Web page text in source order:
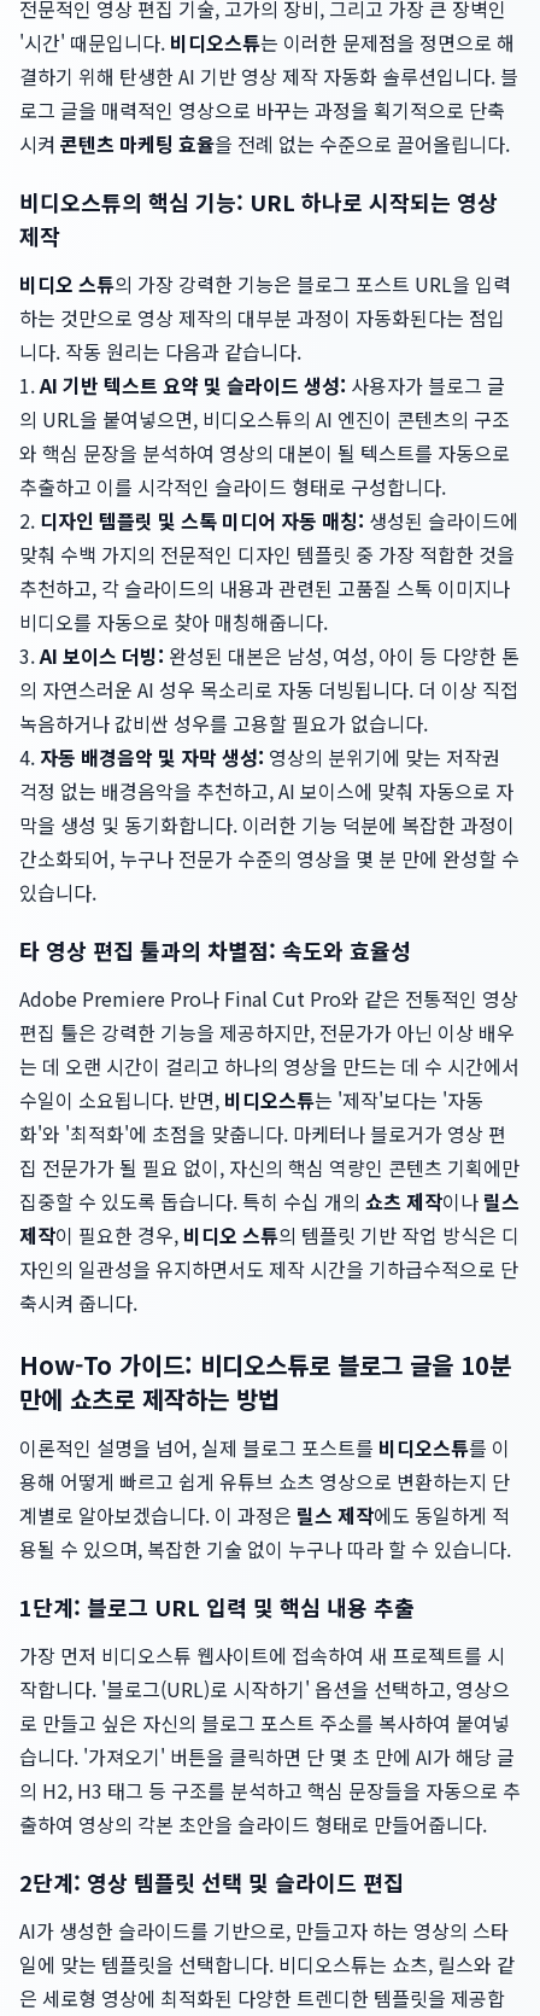
전문적인 영상 편집 기술, 고가의 장비, 그리고 가장 큰 장벽인
'시간' 때문입니다. 비디오스튜는 이러한 문제점을 정면으로 해
결하기 위해 탄생한 AI 기반 영상 제작 자동화 솔루션입니다. 블
로그 글을 매력적인 영상으로 바꾸는 과정을 획기적으로 단축
시켜 콘텐츠 마케팅 효율을 전례 없는 수준으로 끌어올립니다.
비디오스튜의 핵심 기능: URL 하나로 시작되는 영상
제작
비디오 스튜의 가장 강력한 기능은 블로그 포스트 URL을 입력
하는 것만으로 영상 제작의 대부분 과정이 자동화된다는 점입
니다. 작동 원리는 다음과 같습니다.
1.AI 기반 텍스트 요약 및 슬라이드 생성: 사용자가 블로그 글
의 URL을 붙여넣으면, 비디오스튜의 AI 엔진이 콘텐츠의 구조
와 핵심 문장을 분석하여 영상의 대본이 될 텍스트를 자동으로
추출하고 이를 시각적인 슬라이드 형태로 구성합니다.
2. 디자인 템플릿 및 스톡 미디어 자동 매칭: 생성된 슬라이드에
맞춰 수백 가지의 전문적인 디자인 템플릿 중 가장 적합한 것을
추천하고, 각 슬라이드의 내용과 관련된 고품질 스톡 이미지나
비디오를 자동으로 찾아 매칭해줍니다.
3.AI 보이스 더빙: 완성된 대본은 남성, 여성, 아이 등 다양한 톤
의 자연스러운 AI 성우 목소리로 자동 더빙됩니다. 더 이상 직접
녹음하거나 값비싼 성우를 고용할 필요가 없습니다.
4. 자동 배경음악 및 자막 생성: 영상의 분위기에 맞는 저작권
걱정 없는 배경음악을 추천하고, AI 보이스에 맞춰 자동으로 자
막을 생성 및 동기화합니다. 이러한 기능 덕분에 복잡한 과정이
간소화되어, 누구나 전문가 수준의 영상을 몇 분 만에 완성할 수
있습니다.
타 영상 편집 툴과의 차별점: 속도와 효율성
Adobe Premiere Pro나 Final Cut Pro와 같은 전통적인 영상
편집 툴은 강력한 기능을 제공하지만, 전문가가 아닌 이상 배우
는 데 오랜 시간이 걸리고 하나의 영상을 만드는 데 수 시간에서
수일이 소요됩니다. 반면, 비디오스튜는 '제작'보다는 '자동
화'와 '최적화'에 초점을 맞춥니다. 마케터나 블로거가 영상 편
집 전문가가 될 필요 없이, 자신의 핵심 역량인 콘텐츠 기획에만
집중할 수 있도록 돕습니다. 특히 수십 개의 쇼츠 제작이나 릴스
제작이 필요한 경우, 비디오 스튜의 템플릿 기반 작업 방식은 디
자인의 일관성을 유지하면서도 제작 시간을 기하급수적으로 단
축시켜 줍니다.
How-To 가이드: 비디오스튜로 블로그 글을 10분
만에 쇼츠로 제작하는 방법
이론적인 설명을 넘어, 실제 블로그 포스트를 비디오스튜를 이
용해 어떻게 빠르고 쉽게 유튜브 쇼츠 영상으로 변환하는지 단
계별로 알아보겠습니다. 이 과정은 릴스 제작에도 동일하게 적
용될 수 있으며, 복잡한 기술 없이 누구나 따라 할 수 있습니다.
1단계: 블로그 URL 입력 및 핵심 내용 추출
가장 먼저 비디오스튜 웹사이트에 접속하여 새 프로젝트를 시
작합니다. '블로그(URL)로 시작하기' 옵션을 선택하고, 영상으
로 만들고 싶은 자신의 블로그 포스트 주소를 복사하여 붙여넣
습니다. '가져오기' 버튼을 클릭하면 단 몇 초 만에 AI가 해당 글
의 H2, H3 태그 등 구조를 분석하고 핵심 문장들을 자동으로 추
출하여 영상의 각본 초안을 슬라이드 형태로 만들어줍니다.
2단계: 영상 템플릿 선택 및 슬라이드 편집
AI가 생성한 슬라이드를 기반으로, 만들고자 하는 영상의 스타
일에 맞는 템플릿을 선택합니다. 비디오스튜는 쇼츠, 릴스와 같
은 세로형 영상에 최적화된 다양한 트렌디한 템플릿을 제공합